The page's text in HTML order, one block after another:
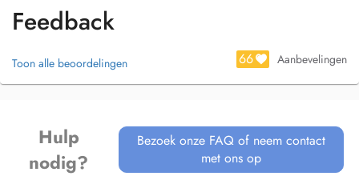
Feedback
Toon alle beoordelingen 66 Aanbevelingen
Hulp
nodig?
Bezoek onze FAQ of neem contact
met ons op